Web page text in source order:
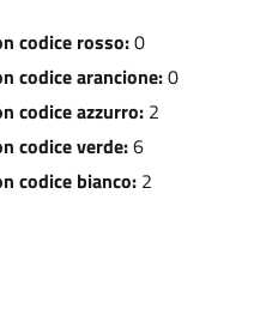
codice rosso:0
codice arancione:0
codice azzurro: 2
codice verde:6
codice bianco: 2